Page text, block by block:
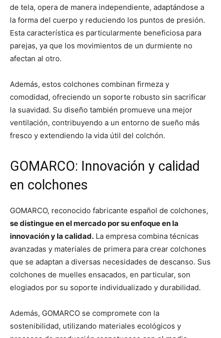
de tela, opera de manera independiente, adaptándose a
la forma del cuerpo y reduciendo los puntos de presión.
Esta característica es particularmente beneficiosa para
parejas, ya que los movimientos de un durmiente no
afectan al otro.
Además, estos colchones combinan firmeza y
comodidad, ofreciendo un soporte robusto sin sacrificar
la suavidad. Su diseño también promueve una mejor
ventilación, contribuyendo a un entorno de sueño más
fresco y extendiendo la vida útil del colchón.
GOMARCO: Innovación y calidad
en colchones
GOMARCO, reconocido fabricante español de colchones,
se distingue en el mercado por su enfoque en la
innovación y la calidad. La empresa combina técnicas
avanzadas y materiales de primera para crear colchones
que se adaptan a diversas necesidades de descanso. Sus
colchones de muelles ensacados, en particular, son
elogiados por su soporte individualizado y durabilidad.
Además, GOMARCO se compromete con la
sostenibilidad, utilizando materiales ecológicos y